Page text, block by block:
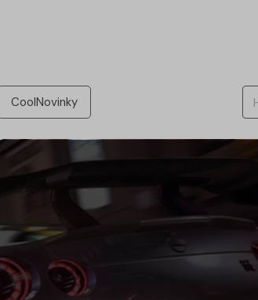
CoolNovinky